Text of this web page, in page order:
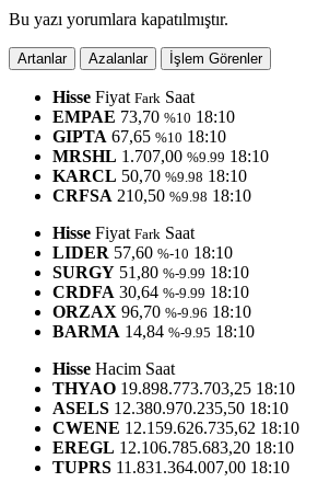
Bu yazı yorumlara kapatılmıştır.
Artanlar Azalanlar İşlem Görenler
Hisse Fiyat Fark Saat
EMPAE 73,70 %10 18:10
GIPTA 67,65 %10 18:10
MRSHL 1.707,00 %9.99 18:10
KARCL 50,70 %9.98 18:10
CRFSA 210,50 %9.98 18:10
Hisse Fiyat Fark Saat
LIDER 57,60 %-10 18:10
SURGY 51,80 %-9.99 18:10
CRDFA 30,64 %-9.99 18:10
ORZAX 96,70 %-9.96 18:10
BARMA 14,84 %-9.95 18:10
Hisse Hacim Saat
THYAO 19.898.773.703,25 18:10
ASELS 12.380.970.235,50 18:10
CWENE 12.159.626.735,62 18:10
EREGL 12.106.785.683,20 18:10
TUPRS 11.831.364.007,00 18:10